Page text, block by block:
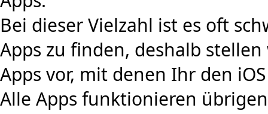
Bei dieser Vielzahl ist es oft
Apps zu finden, deshalb
Apps vor, mit denen Ihr den
Alle Apps funktionieren